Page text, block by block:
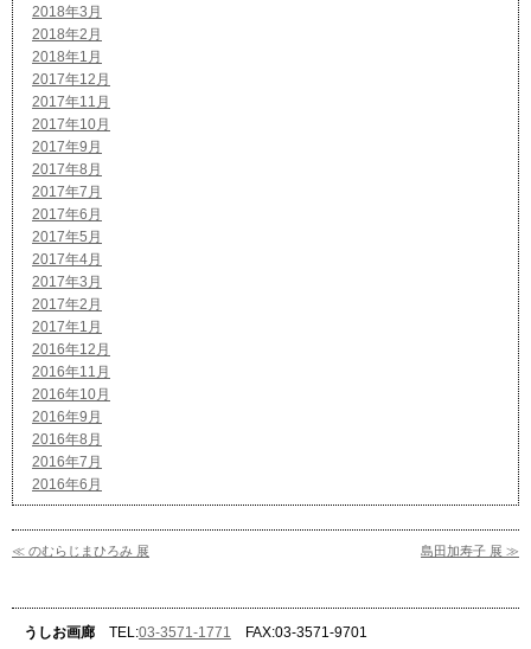
2018年3月
2018年2月
2018年1月
2017年12月
2017年11月
2017年10月
2017年9月
2017年8月
2017年7月
2017年6月
2017年5月
2017年4月
2017年3月
2017年2月
2017年1月
2016年12月
2016年11月
2016年10月
2016年9月
2016年8月
2016年7月
2016年6月
≪ のむらじまひろみ 展 島田加寿子 展 ≫
うしお画廊 TEL:03-3571-1771 FAX:03-3571-9701